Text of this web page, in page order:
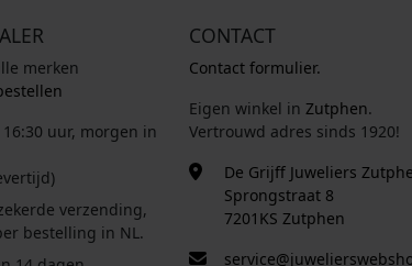
merken
uur, morgen in
verzending,
bestelling in NL.
CONTACT
Contact formulier.
Eigen winkel in Zutphen.
Vertrouwd adres sinds 1920!
De Grijff Juweliers
Sprongstraat 8
7201KS Zutphen